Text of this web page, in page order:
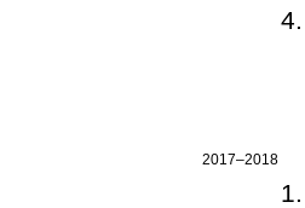
2017–2018